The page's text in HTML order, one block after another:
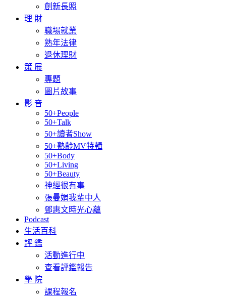
創新長照
理 財
職場就業
熟年法律
退休理財
策 展
專題
圖片故事
影 音
50+People
50+Talk
50+讀者Show
50+熟齡MV特輯
50+Body
50+Living
50+Beauty
神經很有事
張曼娟我輩中人
鄧惠文時光心蘊
Podcast
生活百科
評 鑑
活動進行中
查看評鑑報告
學 院
課程報名